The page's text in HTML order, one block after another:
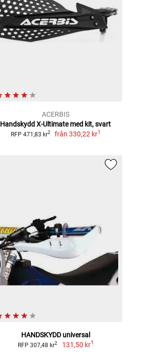
ACERBIS
Handskydd X-Ultimate med kit, svart
RFP 471,83 kr2 från330,22 kr1
HANDSKYDD universal
RFP 307,48 kr2 131,50 kr1